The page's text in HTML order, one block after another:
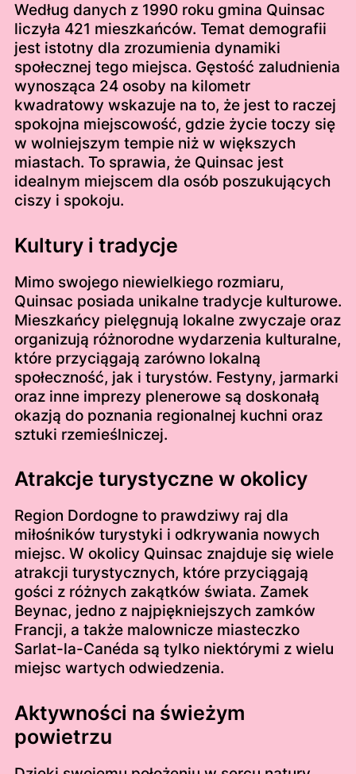
Według danych z 1990 roku gmina Quinsac
liczyła 421 mieszkańców. Temat demografii
jest istotny dla zrozumienia dynamiki
społecznej tego miejsca. Gęstość zaludnienia
wynosząca 24 osoby na kilometr
kwadratowy wskazuje na to, że jest to raczej
spokojna miejscowość, gdzie życie toczy się
w wolniejszym tempie niż w większych
miastach. To sprawia, że Quinsac jest
idealnym miejscem dla osób poszukujących
ciszy i spokoju.
Kultury i tradycje
Mimo swojego niewielkiego rozmiaru,
Quinsac posiada unikalne tradycje kulturowe.
Mieszkańcy pielęgnują lokalne zwyczaje oraz
organizują różnorodne wydarzenia kulturalne,
które przyciągają zarówno lokalną
społeczność, jak i turystów. Festyny, jarmarki
oraz inne imprezy plenerowe są doskonałą
okazją do poznania regionalnej kuchni oraz
sztuki rzemieślniczej.
Atrakcje turystyczne w okolicy
Region Dordogne to prawdziwy raj dla
miłośników turystyki i odkrywania nowych
miejsc. W okolicy Quinsac znajduje się wiele
atrakcji turystycznych, które przyciągają
gości z różnych zakątków świata. Zamek
Beynac, jedno z najpiękniejszych zamków
Francji, a także malownicze miasteczko
Sarlat-la-Canéda są tylko niektórymi z wielu
miejsc wartych odwiedzenia.
Aktywności na świeżym
powietrzu